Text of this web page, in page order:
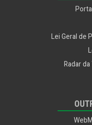
Lei Geral de
Radar